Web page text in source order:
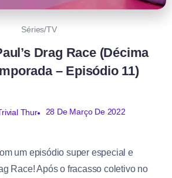
Séries/TV
Drag Race (Décima
– Episódio 11)
Thur 28 De Março De 2022
um episódio super especial e
Race! Após o fracasso coletivo no